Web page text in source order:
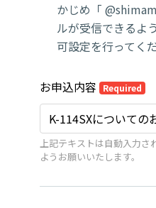
かじめ「
ルが受信できるよ
可設定を行ってく
お申込内容 Required
上記テキストは自動入力さ
ようお願いいたします。